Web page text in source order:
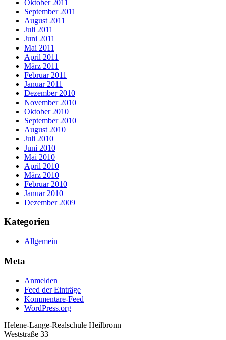
Oktober 2011
September 2011
August 2011
Juli 2011
Juni 2011
Mai 2011
April 2011
März 2011
Februar 2011
Januar 2011
Dezember 2010
November 2010
Oktober 2010
September 2010
August 2010
Juli 2010
Juni 2010
Mai 2010
April 2010
März 2010
Februar 2010
Januar 2010
Dezember 2009
Kategorien
Allgemein
Meta
Anmelden
Feed der Einträge
Kommentare-Feed
WordPress.org
Helene-Lange-Realschule Heilbronn
Weststraße 33